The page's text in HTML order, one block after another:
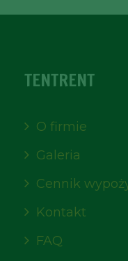
TENTRENT
O firmie
Galeria
Cennik
Kontakt
FAQ